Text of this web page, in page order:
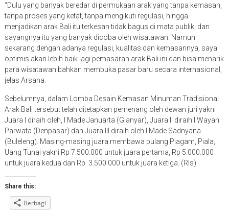
“Dulu yang banyak beredar di permukaan arak yang tanpa kemasan,
tanpa proses yang ketat, tanpa mengikuti regulasi, hingga
menjadikan arak Bali itu terkesan tidak bagus di mata publik, dan
sayangnya itu yang banyak dicoba oleh wisatawan. Namun
sekarang dengan adanya regulasi, kualitas dan kemasannya, saya
optimis akan lebih baik lagi pemasaran arak Bali ini dan bisa menarik
para wisatawan bahkan membuka pasar baru secara internasional,
jelas Arsana.
Sebelumnya, dalam Lomba Desain Kemasan Minuman Tradisional
Arak Bali tersebut telah ditetapkan pemenang oleh dewan juri yakni
Juara I diraih oleh, I Made Januarta (Gianyar), Juara II diraih I Wayan
Parwata (Denpasar) dan Juara III diraih oleh I Made Sadnyana
(Buleleng). Masing-masing juara membawa pulang Piagam, Piala,
Uang Tunai yakni Rp 7.500.000 untuk juara pertama, Rp 5.000.000
untuk juara kedua dan Rp. 3.500.000 untuk juara ketiga. (Rls)
Share this:
Berbagi